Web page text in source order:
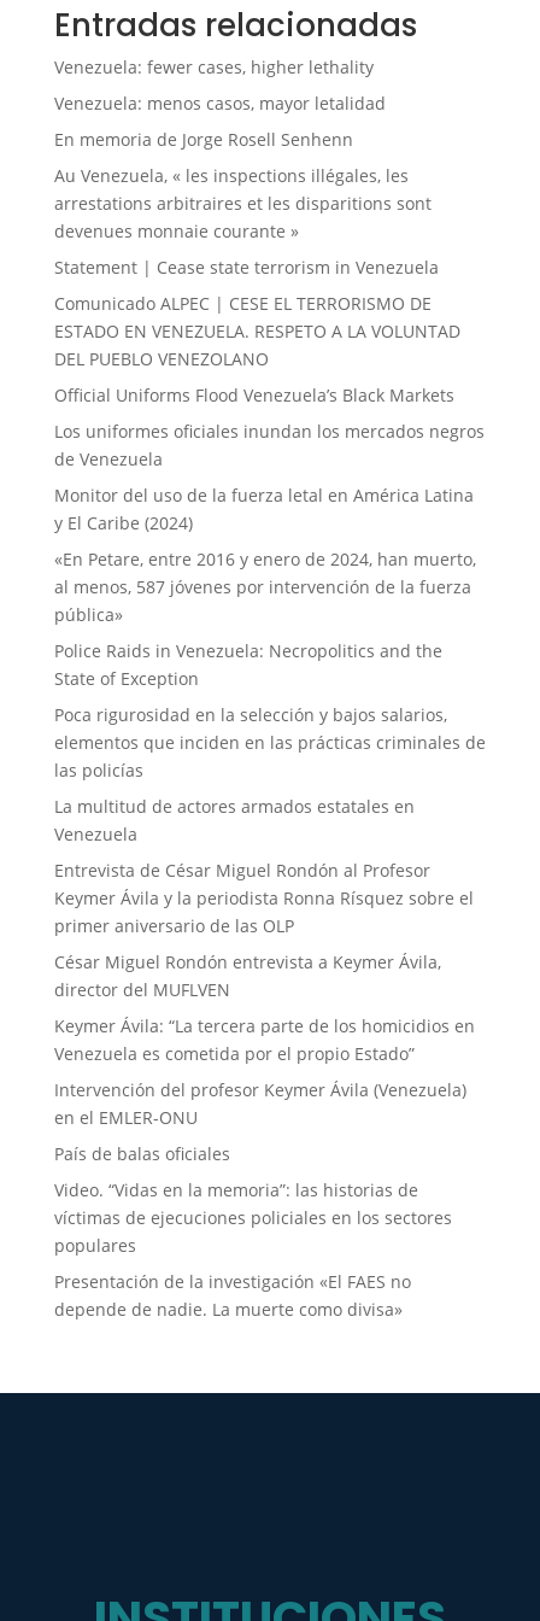
Entradas relacionadas
Venezuela: fewer cases, higher lethality
Venezuela: menos casos, mayor letalidad
En memoria de Jorge Rosell Senhenn
Au Venezuela, « les inspections illégales, les
arrestations arbitraires et les disparitions sont
devenues monnaie courante »
Statement | Cease state terrorism in Venezuela
Comunicado ALPEC | CESE EL TERRORISMO DE
ESTADO EN VENEZUELA. RESPETO A LA VOLUNTAD
DEL PUEBLO VENEZOLANO
Official Uniforms Flood Venezuela’s Black Markets
Los uniformes oficiales inundan los mercados negros
de Venezuela
Monitor del uso de la fuerza letal en América Latina
y El Caribe (2024)
«En Petare, entre 2016 y enero de 2024, han muerto,
al menos, 587 jóvenes por intervención de la fuerza
pública»
Police Raids in Venezuela: Necropolitics and the
State of Exception
Poca rigurosidad en la selección y bajos salarios,
elementos que inciden en las prácticas criminales de
las policías
La multitud de actores armados estatales en
Venezuela
Entrevista de César Miguel Rondón al Profesor
Keymer Ávila y la periodista Ronna Rísquez sobre el
primer aniversario de las OLP
César Miguel Rondón entrevista a Keymer Ávila,
director del MUFLVEN
Keymer Ávila: “La tercera parte de los homicidios en
Venezuela es cometida por el propio Estado”
Intervención del profesor Keymer Ávila (Venezuela)
en el EMLER-ONU
País de balas oficiales
Video. “Vidas en la memoria”: las historias de
víctimas de ejecuciones policiales en los sectores
populares
Presentación de la investigación «El FAES no
depende de nadie. La muerte como divisa»